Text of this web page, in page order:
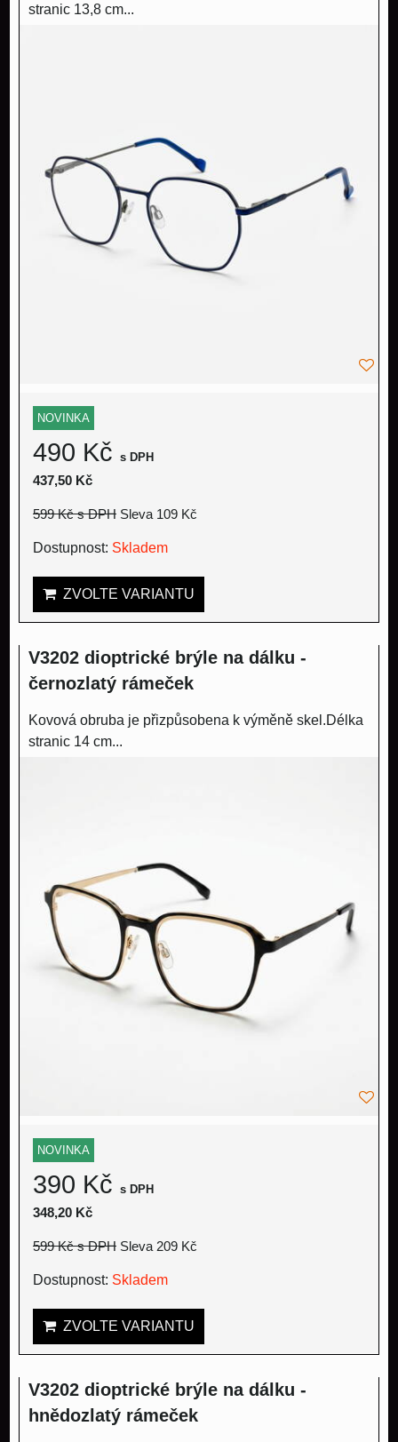
stranic 13,8 cm...
NOVINKA
490 Kč s DPH
437,50 Kč
599 Kčs DPH Sleva 109 Kč
Dostupnost: Skladem
ZVOLTE VARIANTU
V3202 dioptrické brýle na dálku -
černozlatý rámeček
Kovová obruba je přizpůsobena k výměně skel.Délka
stranic 14 cm...
NOVINKA
390 Kč s DPH
348,20 Kč
599 Kčs DPH Sleva 209 Kč
Dostupnost: Skladem
ZVOLTE VARIANTU
V3202 dioptrické brýle na dálku -
hnědozlatý rámeček